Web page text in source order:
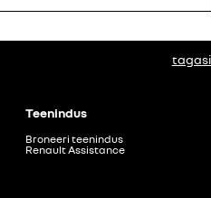
tagasi
Teenindus
Broneeri teenindus
Renault Assistance